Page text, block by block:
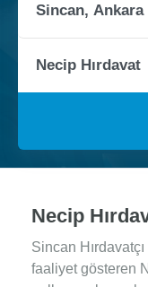
Necip
Sincan
faaliyet gösteren